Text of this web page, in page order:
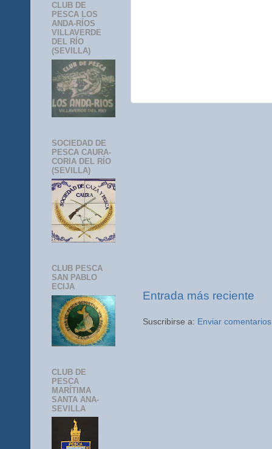
Entrada más reciente
Suscribirse a: Enviar
CLUB DE
PESCA LOS
ANDA-RÍOS
VILLAVERDE
DEL RÍO
(SEVILLA)
SOCIEDAD DE
PESCA CAURA-
CORIA DEL RÍO
(SEVILLA)
CLUB PESCA
SAN PABLO
ECIJA
CLUB DE
PESCA
MARÍTIMA
SANTA ANA-
SEVILLA